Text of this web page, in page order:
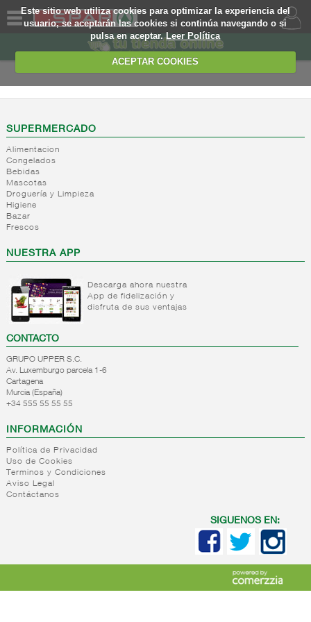
Este sitio web utiliza cookies para optimizar la experiencia del
usuario, se aceptarán las cookies si continúa navegando o si
pulsa en aceptar.Leer Política
ACEPTAR COOKIES
SOMOS
WEB
EJEMPLO
SUPERMERCADO
Alimentacion
Congelados
Bebidas
Mascotas
Droguería y Limpieza
Higiene
Bazar
Frescos
NUESTRA APP
Descarga ahora nuestra
App de fidelización y
disfruta de sus ventajas
CONTACTO
GRUPO UPPER S.C.
Av. Luxemburgo parcela 1-6
Cartagena
Murcia (España)
+34 555 55 55 55
INFORMACIÓN
Política de Privacidad
Uso de Cookies
Terminos y Condiciones
Aviso Legal
Contáctanos
SIGUENOS EN: